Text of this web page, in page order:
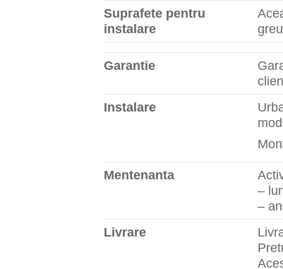
Suprafete pentru
instalare
Garantie
Instalare
Mentenanta
–
–
Livrare